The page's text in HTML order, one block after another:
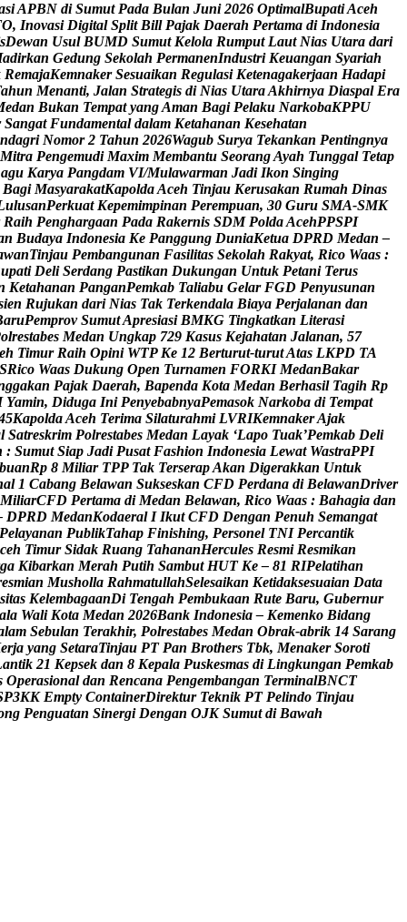
siAPBN di Sumut Pada Bulan Juni 2026 OptimalBupatiAceh
O, Inovasi Digital Split Bill Pajak Daerah Pertama di Indonesia
sDewan Usul BUMD Sumut Kelola Rumput Laut Nias Utara dari
adirkan Gedung Sekolah PermanenIndustri Keuangan Syariah
RemajaKemnaker Sesuaikan Regulasi Ketenagakerjaan Hadapi
ahun Menanti, Jalan Strategis di Nias UtaraAkhirnya Diaspal Era
edan Bukan Tempat yangAman Bagi Pelaku NarkobaKPPU
Sangat Fundamental dalam Ketahanan Kesehatan
ndagri Nomor 2 Tahun 2026Wagub Surya Tekankan Pentingnya
Mitra Pengemudi Maxim Membantu SeorangAyah Tunggal Tetap
agu Karya Pangdam VI/Mulawarman Jadi Ikon Singing
Bagi MasyarakatKapoldaAceh Tinjau Kerusakan Rumah Dinas
ulusanPerkuat Kepemimpinan Perempuan, 30 Guru SMA-SMK
Raih Penghargaan Pada Rakernis SDM PoldaAcehPPSPI
n Budaya Indonesia Ke Panggung DuniaKetua DPRD Medan –
wanTinjau Pembangunan Fasilitas Sekolah Rakyat, Rico Waas :
upati Deli Serdang Pastikan Dukungan Untuk Petani Terus
Ketahanan PanganPemkab Taliabu Gelar FGD Penyusunan
ien Rujukan dari Nias Tak Terkendala Biaya Perjalanan dan
aruPemprov SumutApresiasi BMKG Tingkatkan Literasi
olrestabes Medan Ungkap 729 Kasus Kejahatan Jalanan, 57
eh Timur Raih Opini WTP Ke 12 Berturut-turutAtas LKPD TA
SRico Waas Dukung Open Turnamen FORKI MedanBakar
ggakan Pajak Daerah, Bapenda Kota Medan Berhasil Tagih Rp
Yamin, Diduga Ini PenyebabnyaPemasok Narkoba di Tempat
5KapoldaAceh Terima Silaturahmi LVRIKemnakerAjak
l Satreskrim Polrestabes Medan Layak ‘Lapo Tuak’Pemkab Deli
: Sumut Siap Jadi Pusat Fashion Indonesia Lewat WastraPPI
buanRp 8 Miliar TPP Tak TerserapAkan Digerakkan Untuk
al 1 Cabang Belawan Sukseskan CFD Perdana di BelawanDriver
MiliarCFD Pertama di Medan Belawan, Rico Waas : Bahagia dan
DPRD MedanKodaeral I Ikut CFD Dengan Penuh Semangat
Pelayanan PublikTahap Finishing, Personel TNI Percantik
ceh Timur Sidak Ruang TahananHercules Resmi Resmikan
ga Kibarkan Merah Putih Sambut HUT Ke – 81 RIPelatihan
esmian Musholla RahmatullahSelesaikan Ketidaksesuaian Data
sitas KelembagaanDi Tengah Pembukaan Rute Baru, Gubernur
ala Wali Kota Medan 2026Bank Indonesia – Kemenko Bidang
lam Sebulan Terakhir, Polrestabes Medan Obrak-abrik 14 Sarang
erja yang SetaraTinjau PT Pan Brothers Tbk, Menaker Soroti
antik 21 Kepsek dan 8 Kepala Puskesmas di Lingkungan Pemkab
Operasional dan Rencana Pengembangan TerminalBNCT
P3KK Empty ContainerDirektur Teknik PT Pelindo Tinjau
ng Penguatan Sinergi Dengan OJK Sumut di Bawah